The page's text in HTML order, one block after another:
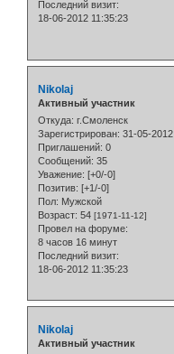
Последний визит:
18-06-2012 11:35:23
Nikolaj
Активный участник
Откуда: г.Смоленск
Зарегистрирован: 31-05-2012
Приглашений: 0
Сообщений: 35
Уважение: [+0/-0]
Позитив: [+1/-0]
Пол: Мужской
Возраст: 54 [1971-11-12]
Провел на форуме:
8 часов 16 минут
Последний визит:
18-06-2012 11:35:23
Nikolaj
Активный участник